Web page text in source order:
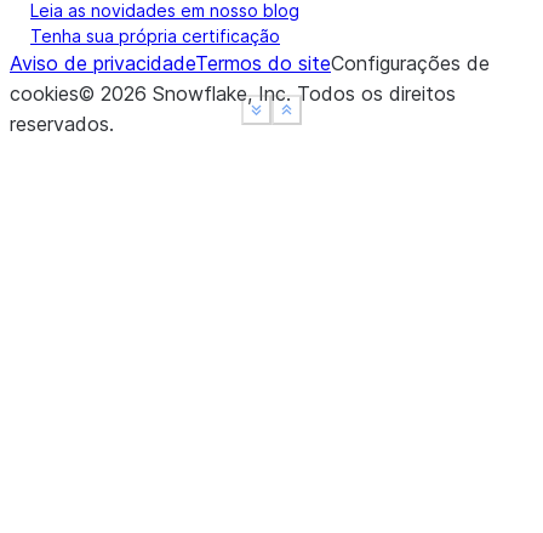
Show less
See moreShow less
See more
Leia as novidades em nosso blog
Tenha sua própria certificação
Aviso de privacidadeTermos do siteConfigurações de
cookies© 2026 Snowflake, Inc.Todos os direitos
reservados.